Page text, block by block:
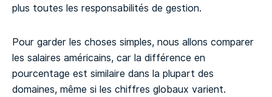
plus toutes les responsabilités de gestion.
Pour garder les choses simples, nous allons comparer
les salaires américains, car la différence en
pourcentage est similaire dans la plupart des
domaines, même si les chiffres globaux varient.